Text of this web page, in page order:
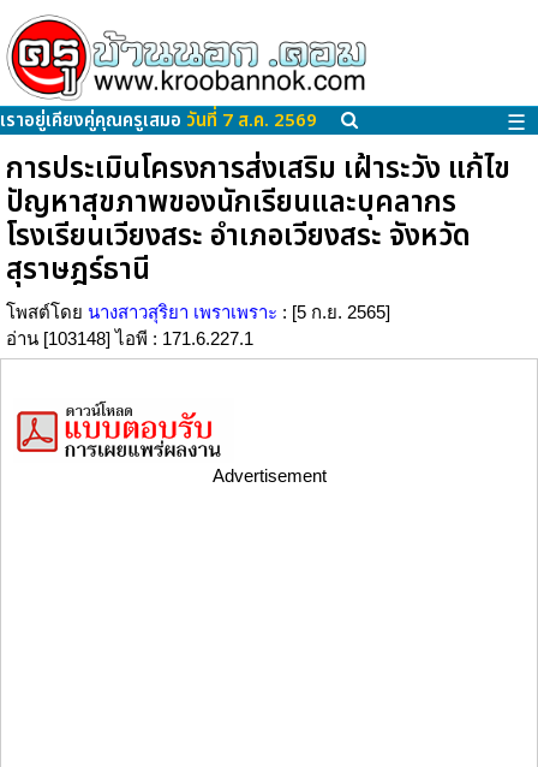
เราอยู่เคียงคู่คุณครูเสมอ วันที่ 7 ส.ค. 2569 ☰
การประเมินโครงการส่งเสริม เฝ้าระวัง แก้ไข
ปัญหาสุขภาพของนักเรียนและบุคลากร
โรงเรียนเวียงสระ อำเภอเวียงสระ จังหวัด
สุราษฎร์ธานี
โพสต์โดย นางสาวสุริยา เพราเพราะ : [5 ก.ย. 2565]
อ่าน [103148] ไอพี : 171.6.227.1
Advertisement